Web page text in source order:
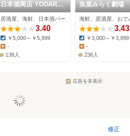
日本酒商店 YODARE
大塚店
居酒屋、海鮮、日本酒バー
3.40
Dinner:
￥5,000～￥5,999
-
138人
魚屋みらく劇場
海鮮、居酒屋、おで
3.43
Dinner:
￥3,000～￥3,999
-
236人
広告を非表示
修正